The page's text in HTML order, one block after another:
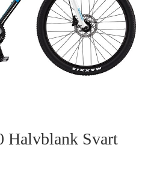
Halvblank Svart